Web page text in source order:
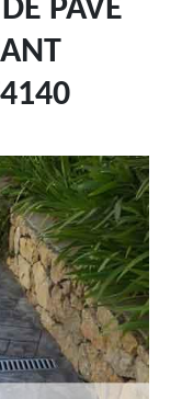
PAVÉ